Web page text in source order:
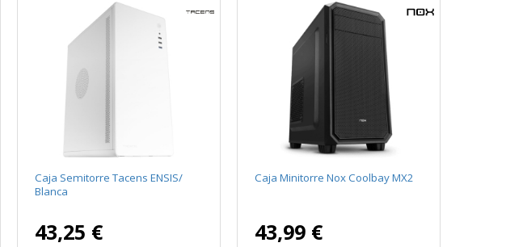
Caja Semitorre Tacens ENSIS/
Blanca
43,25 €
Caja Minitorre Nox Coolbay MX2
43,99 €